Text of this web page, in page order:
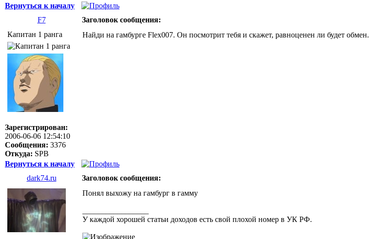
Вернуться к началу
F7
Заголовок сообщения:
Капитан 1 ранга
Зарегистрирован:
2006-06-06 12:54:10
Сообщения: 3376
Откуда: SPB
Найди на гамбурге Flex007. Он посмотрит тебя и скажет, равноценен ли будет обмен.
Вернуться к началу
dark74.ru
Заголовок сообщения:
Понял выхожу на гамбург в гамму
У каждой хорошей статьи доходов есть свой плохой номер в УК РФ.